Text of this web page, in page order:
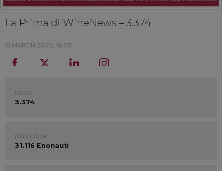
La Prima di WineNews – 3.374
15 MARCH 2022, 18:09
ISSUE:
3.374
PRINT RUN:
31.116 Enonauti